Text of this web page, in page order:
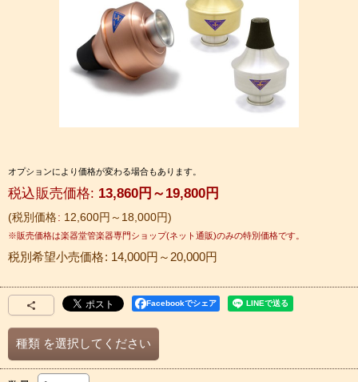
税別価格: 12,600円 ～18,000円
税込 : 13,860円 ～19,800円
オプションにより価格が変わる場合もあります。
税別希望小売価格: 14,000円 ～20,000円
Facebookでシェア
種類 を選択してください